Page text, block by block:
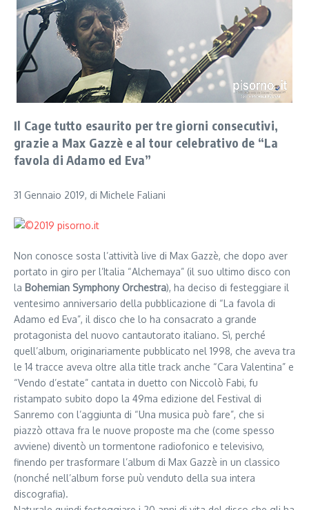
Il Cage tutto esaurito per tre giorni consecutivi,
grazie a Max Gazzè e al tour celebrativo de “La
favola di Adamo ed Eva”
31 Gennaio 2019, di Michele Faliani
Non conosce sosta l’attività live di Max Gazzè, che dopo aver
portato in giro per l’Italia “Alchemaya” (il suo ultimo disco con
la Bohemian Symphony Orchestra), ha deciso di festeggiare il
ventesimo anniversario della pubblicazione di “La favola di
Adamo ed Eva”, il disco che lo ha consacrato a grande
protagonista del nuovo cantautorato italiano. Sì, perché
quell’album, originariamente pubblicato nel 1998, che aveva tra
le 14 tracce aveva oltre alla title track anche “Cara Valentina” e
“Vendo d’estate” cantata in duetto con Niccolò Fabi, fu
ristampato subito dopo la 49ma edizione del Festival di
Sanremo con l’aggiunta di “Una musica può fare”, che si
piazzò ottava fra le nuove proposte ma che (come spesso
avviene) diventò un tormentone radiofonico e televisivo,
finendo per trasformare l’album di Max Gazzè in un classico
(nonché nell’album forse puù venduto della sua intera
discografia).